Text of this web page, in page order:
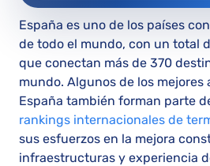
España es uno de los países
de todo el mundo, con un total
que conectan más de 370
mundo. Algunos de los mejores
España también forman parte
rankings internacionales de
sus esfuerzos en la mejora
infraestructuras y experiencia